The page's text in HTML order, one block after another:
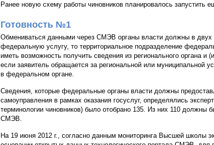
Ранее новую схему работы чиновников планировалось запустить
Готовность №1
Обмениваться данными через СМЭВ органы власти должны в двух
федеральную услугу, то территориальное подразделение
иметь возможность получить сведения из регионального органа и
если заявитель обращается за региональной или муниципальной
в федеральном органе.
Сведения, которые федеральные органы власти должны
самоуправления в рамках оказания госуслуг, определялись
терминологии чиновников) было отобрано 135. Из них 110 должны
СМЭВ.
На 19 июня 2012 г., согласно данным мониторинга Высшей школы